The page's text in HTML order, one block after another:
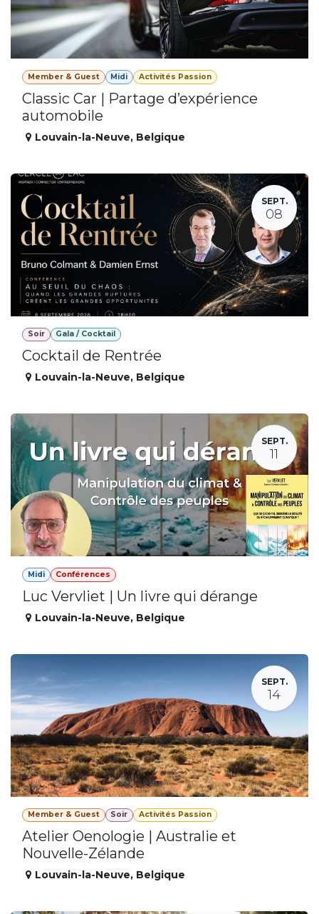
Member & Guest Midi Activités Passion
Classic Car | Partage d’expérience
automobile
Louvain-la-Neuve, Belgique
SEPT.
08
Soir Gala / Cocktail
Cocktail de Rentrée
Louvain-la-Neuve, Belgique
SEPT.
11
Midi Conférences
Luc Vervliet | Un livre qui dérange
Louvain-la-Neuve, Belgique
SEPT.
14
Member & Guest Soir Activités Passion
Atelier Oenologie | Australie et
Nouvelle-Zélande
Louvain-la-Neuve, Belgique